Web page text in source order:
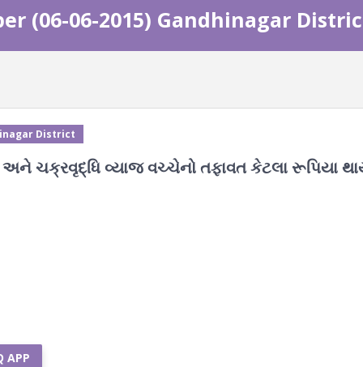
(06-06-2015) Gandhinagar
District
ચક્રવૃદ્ધિ વ્યાજ વચ્ચેનો તફાવત કેટલા રૂપિયા
APP